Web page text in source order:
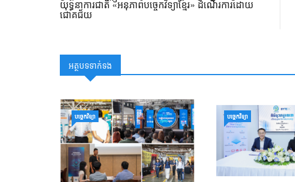
យុទ្ធនាការជាតិ «អនុភាពបច្ចេកវិទ្យាខ្មែរ» ដំណើរការដោយ
ជោគជ័យ
អត្ថបទទាក់ទង
បច្ចេកវិទ្យា បច្ចេកវិទ្យា